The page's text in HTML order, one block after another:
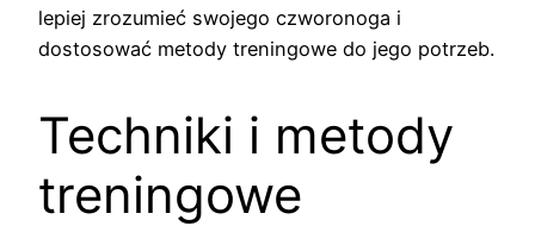
lepiej zrozumieć swojego czworonoga i
dostosować metody treningowe do jego potrzeb.
Techniki i metody
treningowe